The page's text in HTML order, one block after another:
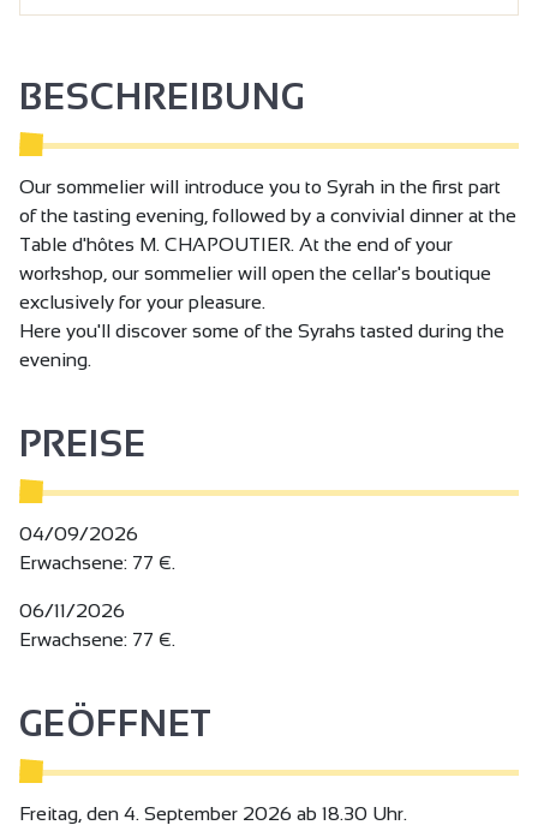
BESCHREIBUNG
Our sommelier will introduce you to Syrah in the first part
of the tasting evening, followed by a convivial dinner at the
Table d'hôtes M. CHAPOUTIER. At the end of your
workshop, our sommelier will open the cellar's boutique
exclusively for your pleasure.
Here you'll discover some of the Syrahs tasted during the
evening.
PREISE
04/09/2026
Erwachsene: 77 €.
06/11/2026
Erwachsene: 77 €.
GEÖFFNET
Freitag, den 4. September 2026 ab 18.30 Uhr.